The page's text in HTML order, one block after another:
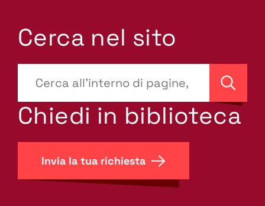
Cerca nel sito
site-
search.label???
Cerca
Chiedi in biblioteca
Invia la tua richiesta